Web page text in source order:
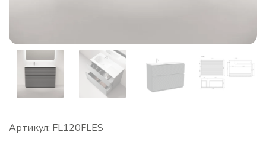
Артикул: FL120FLES